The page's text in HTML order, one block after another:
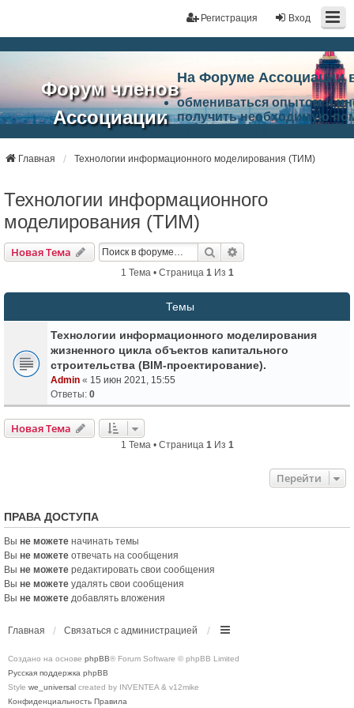
Вход
Регистрация
Форум членов
Ассоциации
портал"
На Форуме Ассоциации
обмениваться опытом и
получить необходимую
Ассоциации по проблемам
работа Форума
Ассоциации и успехам в
Ассоциации.
Главная Технологии информационного моделирования (ТИМ)
Технологии информационного
моделирования (ТИМ)
Новая Тема Поиск
1 Тема • Страница 1 Из 1
Темы
Технологии информационного моделирования
жизненного цикла объектов капитального
строительства (BIM-проектирование).
Admin « 15 июн 2021, 15:55
Ответы: 0
Новая Тема
1 Тема • Страница 1 Из 1
Перейти
ПРАВА ДОСТУПА
Вы не можете начинать темы
Вы не можете отвечать на сообщения
Вы не можете редактировать свои сообщения
Вы не можете удалять свои сообщения
Вы не можете добавлять вложения
Главная Связаться с администрацией
Создано на основе phpBB® Forum Software © phpBB Limited
Русская поддержка phpBB
Style we_universal created by INVENTEA & v12mike
Конфиденциальность Правила